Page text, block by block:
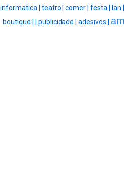
informatica | teatro | comer | festa | lan |
boutique |
publicidade | adesivos |